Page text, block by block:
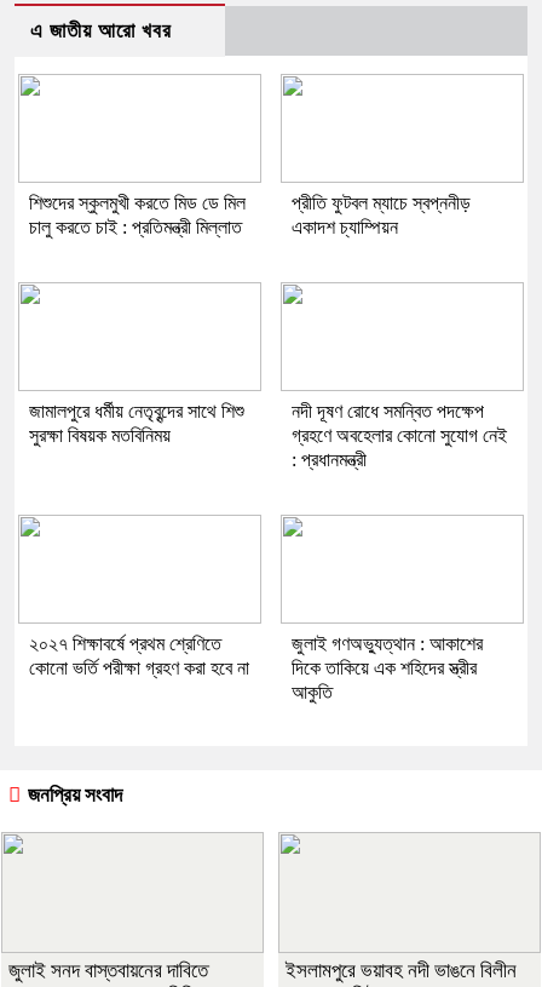
এ জাতীয় আরো খবর
শিশুদের স্কুলমুখী করতে মিড ডে মিল
চালু করতে চাই : প্রতিমন্ত্রী মিল্লাত
প্রীতি ফুটবল ম্যাচে স্বপ্ননীড়
একাদশ চ্যাম্পিয়ন
জামালপুরে ধর্মীয় নেতৃবৃন্দের সাথে শিশু
সুরক্ষা বিষয়ক মতবিনিময়
নদী দূষণ রোধে সমন্বিত পদক্ষেপ
গ্রহণে অবহেলার কোনো সুযোগ নেই
: প্রধানমন্ত্রী
২০২৭ শিক্ষাবর্ষে প্রথম শ্রেণিতে
কোনো ভর্তি পরীক্ষা গ্রহণ করা হবে না
জুলাই গণঅভ্যুত্থান : আকাশের
দিকে তাকিয়ে এক শহিদের স্ত্রীর
আকুতি
জনপ্রিয় সংবাদ
জুলাই সনদ বাস্তবায়নের দাবিতে
ইসলামপুরে ভয়াবহ নদী ভাঙনে বিলীন